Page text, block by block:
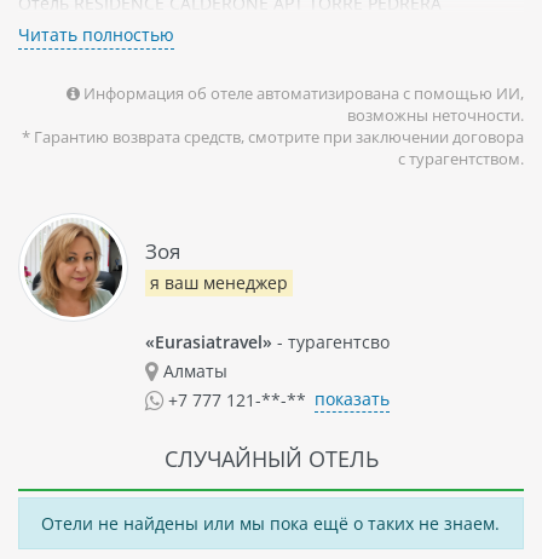
предоставляет своим гостям уютные апартаменты,
оборудованные всем необходимым для комфортного
кухня с посудой и холодильником.
В отеле есть бассейн на открытом воздухе, где можно
освежиться в жаркий летний день. Кроме того, гости могут
Читать полностью
Информация об отеле автоматизирована с помощью ИИ,
возможны неточности.
* Гарантию возврата средств, смотрите при заключении договора
с турагентством.
Зоя
я ваш менеджер
«Eurasiatravel» - турагентсво
Алматы
+7 777 121-**-** показать
СЛУЧАЙНЫЙ ОТЕЛЬ
Отели не найдены или мы пока ещё о таких не знаем.